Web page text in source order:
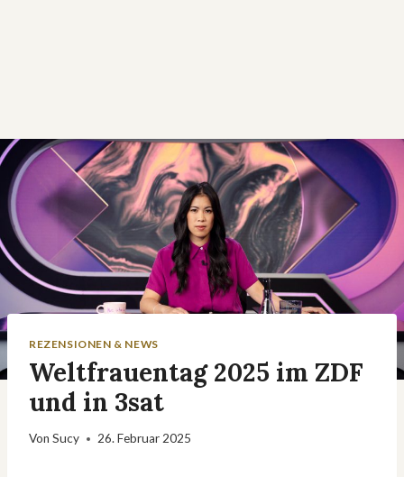
REZENSIONEN & NEWS
Weltfrauentag 2025 im ZDF
und in 3sat
Von Sucy 26. Februar 2025